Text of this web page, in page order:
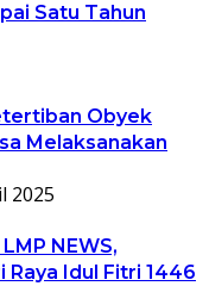
Satu Tahun
Obyek
Melaksanakan
2025
NEWS,
Raya Idul Fitri 1446